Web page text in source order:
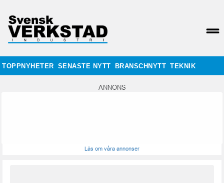
TOPPNYHETER SENASTE NYTT BRANSCHNYTT TEKNIK
ANNONS
Läs om våra annonser